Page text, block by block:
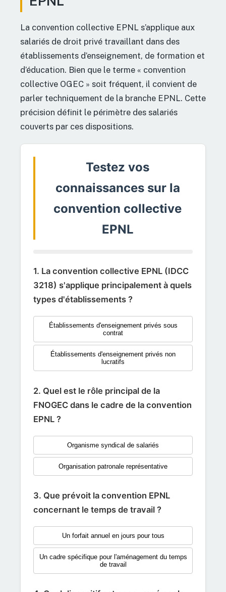
La convention collective EPNL s’applique aux
salariés de droit privé travaillant dans des
établissements d’enseignement, de formation et
d’éducation. Bien que le terme « convention
collective OGEC » soit fréquent, il convient de
parler techniquement de la branche EPNL. Cette
précision définit le périmètre des salariés
couverts par ces dispositions.
Testez vos
connaissances sur la
convention collective
EPNL
1. La convention collective EPNL (IDCC
3218) s'applique principalement à quels
types d'établissements ?
Établissements d'enseignement privés sous
contrat
Établissements d'enseignement privés non
lucratifs
2. Quel est le rôle principal de la
FNOGEC dans le cadre de la convention
EPNL ?
Organisme syndical de salariés
Organisation patronale représentative
3. Que prévoit la convention EPNL
concernant le temps de travail ?
Un forfait annuel en jours pour tous
Un cadre spécifique pour l'aménagement du temps
de travail